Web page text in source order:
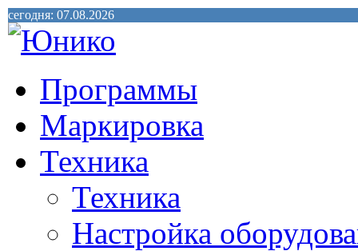
сегодня: 07.08.2026
Программы
Маркировка
Техника
Техника
Настройка